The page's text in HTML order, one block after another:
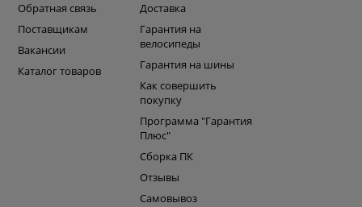
Обратная связь
Поставщикам
Вакансии
Каталог товаров
Доставка
Гарантия на
велосипеды
Гарантия на шины
Как совершить
покупку
Программа "Гарантия
Плюс"
Сборка ПК
Отзывы
Самовывоз